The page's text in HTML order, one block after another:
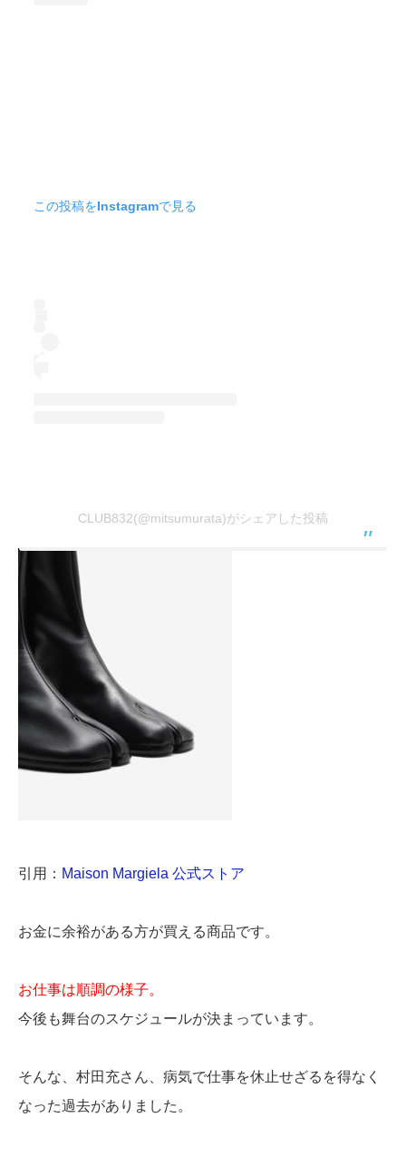
この投稿をInstagramで見る
CLUB832(@mitsumurata)がシェアした投稿
引用： Maison Margiela 公式ストア
お金に余裕がある方が買える商品です。
お仕事は順調の様子。
今後も舞台のスケジュールが決まっています。
そんな、村田充さん、病気で仕事を休止せざるを得なく
なった過去がありました。